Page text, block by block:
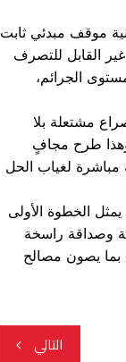
موقف مبدئي ثابت
القابل للتصرف
الجرائم،
مشتعلة بلا
وهذا طرح مجافٍ
مباشرة لغياب الحل
الخطوة الأولى
وصداقة راسخة
بما يصون مصالح
التالي